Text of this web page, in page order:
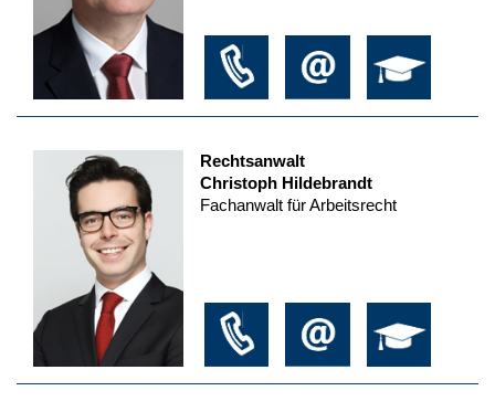
Rechtsanwalt
Christoph Hildebrandt
Fachanwalt für Arbeitsrecht